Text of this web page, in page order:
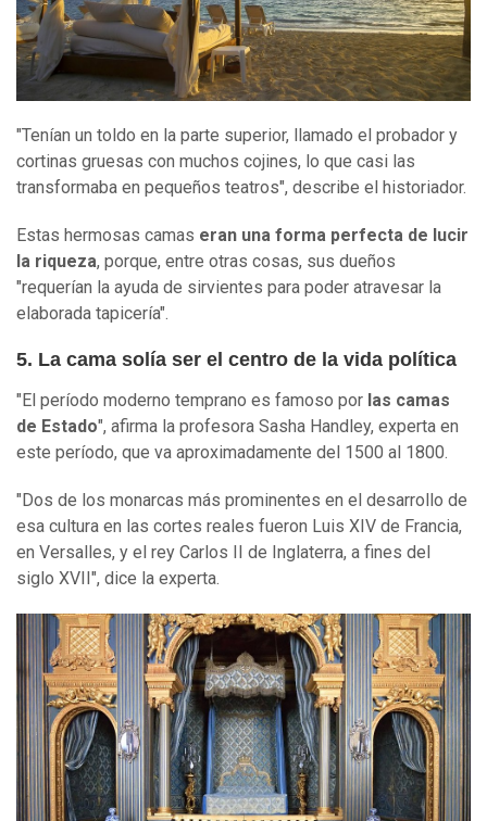
"Tenían un toldo en la parte superior, llamado el probador y
cortinas gruesas con muchos cojines, lo que casi las
transformaba en pequeños teatros", describe el historiador.
Estas hermosas camas eran una forma perfecta de lucir
la riqueza, porque, entre otras cosas, sus dueños
"requerían la ayuda de sirvientes para poder atravesar la
elaborada tapicería".
5. La cama solía ser el centro de la vida política
"El período moderno temprano es famoso por las camas
de Estado", afirma la profesora Sasha Handley, experta en
este período, que va aproximadamente del 1500 al 1800.
"Dos de los monarcas más prominentes en el desarrollo de
esa cultura en las cortes reales fueron Luis XIV de Francia,
en Versalles, y el rey Carlos II de Inglaterra, a fines del
siglo XVII", dice la experta.